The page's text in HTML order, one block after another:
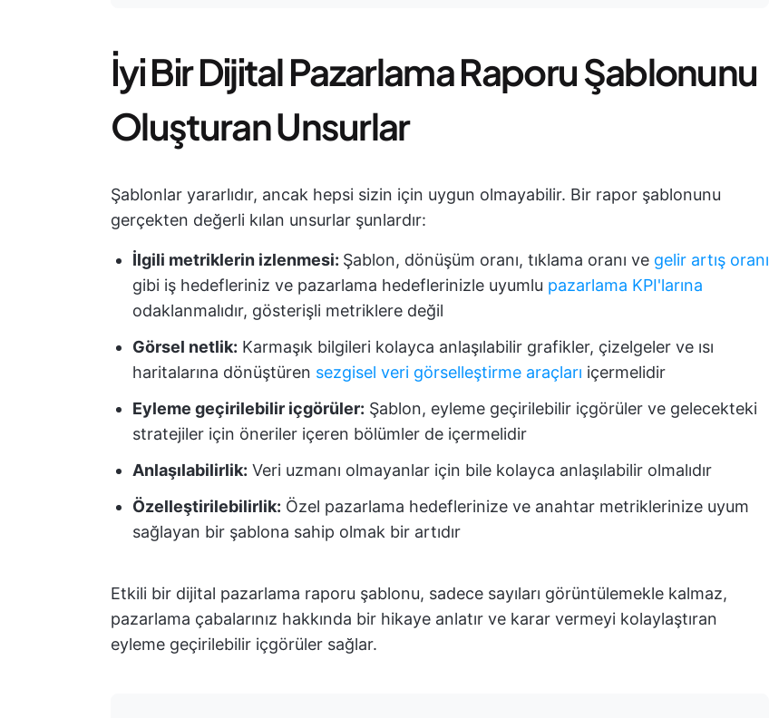
İyi Bir Dijital Pazarlama Raporu Şablonunu
Oluşturan Unsurlar
Şablonlar yararlıdır, ancak hepsi sizin için uygun olmayabilir. Bir rapor şablonunu
gerçekten değerli kılan unsurlar şunlardır:
İlgili metriklerin izlenmesi: Şablon, dönüşüm oranı, tıklama oranı ve gelir artış oranı
gibi iş hedefleriniz ve pazarlama hedeflerinizle uyumlu pazarlama KPI'larına
odaklanmalıdır, gösterişli metriklere değil
Görsel netlik: Karmaşık bilgileri kolayca anlaşılabilir grafikler, çizelgeler ve ısı
haritalarına dönüştüren sezgisel veri görselleştirme araçları içermelidir
Eyleme geçirilebilir içgörüler: Şablon, eyleme geçirilebilir içgörüler ve gelecekteki
stratejiler için öneriler içeren bölümler de içermelidir
Anlaşılabilirlik: Veri uzmanı olmayanlar için bile kolayca anlaşılabilir olmalıdır
Özelleştirilebilirlik: Özel pazarlama hedeflerinize ve anahtar metriklerinize uyum
sağlayan bir şablona sahip olmak bir artıdır
Etkili bir dijital pazarlama raporu şablonu, sadece sayıları görüntülemekle kalmaz,
pazarlama çabalarınız hakkında bir hikaye anlatır ve karar vermeyi kolaylaştıran
eyleme geçirilebilir içgörüler sağlar.